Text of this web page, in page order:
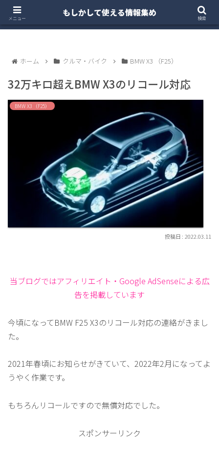
ホーム 注文住宅
ホーム クルマ・バイク BMW X3 （F25）
32万キロ超えBMW X3のリコール対応
BMW X3 （F25）
2022.03.11
当ブログではアフィリエイト・Google AdSenseによる広
告を掲載しています
今頃になってBMW F25 X3のリコール対応の連絡がきまし
た。
2021年春頃にお知らせがきていて、2022年2月になってよ
うやく作業です。
もちろんリコールですので無償対応でした。
スポンサーリンク
メニュー
もしかして使える情報集め
検索